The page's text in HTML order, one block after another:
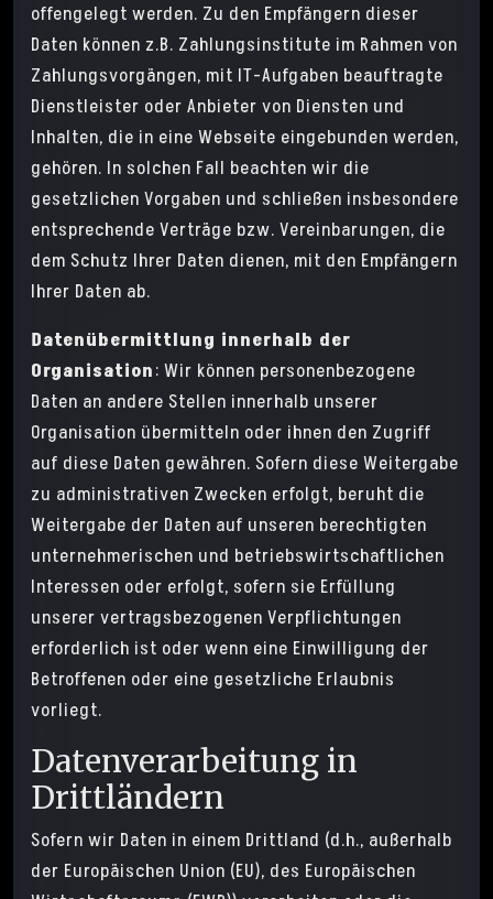
offengelegt werden. Zu den Empfängern dieser
Daten können z.B. Zahlungsinstitute im Rahmen von
Zahlungsvorgängen, mit IT-Aufgaben beauftragte
Dienstleister oder Anbieter von Diensten und
Inhalten, die in eine Webseite eingebunden werden,
gehören. In solchen Fall beachten wir die
gesetzlichen Vorgaben und schließen insbesondere
entsprechende Verträge bzw. Vereinbarungen, die
dem Schutz Ihrer Daten dienen, mit den Empfängern
Ihrer Daten ab.
Datenübermittlung innerhalb der
Organisation: Wir können personenbezogene
Daten an andere Stellen innerhalb unserer
Organisation übermitteln oder ihnen den Zugriff
auf diese Daten gewähren. Sofern diese Weitergabe
zu administrativen Zwecken erfolgt, beruht die
Weitergabe der Daten auf unseren berechtigten
unternehmerischen und betriebswirtschaftlichen
Interessen oder erfolgt, sofern sie Erfüllung
unserer vertragsbezogenen Verpflichtungen
erforderlich ist oder wenn eine Einwilligung der
Betroffenen oder eine gesetzliche Erlaubnis
vorliegt.
Datenverarbeitung in
Drittländern
Sofern wir Daten in einem Drittland (d.h., außerhalb
der Europäischen Union (EU), des Europäischen